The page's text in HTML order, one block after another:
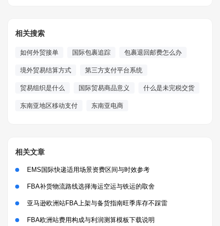
相关搜索
如何外贸接单 国际包裹追踪 包裹退回邮费怎么办
境外贸易结算方式 第三方支付平台系统
贸易组织是什么 国际贸易商品意义 什么是未完税交货
东南亚地区移动支付 东南亚电商
相关文章
EMS国际快递适用场景资费区间与时效参考
FBA补货物流路线选择海运空运与铁运的取舍
亚马逊欧洲站FBA上架与备货指南旺季库存不踩雷
FBA欧洲站费用构成与利润测算模板下载说明